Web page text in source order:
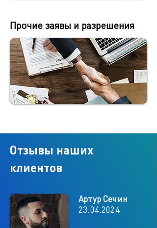
Прочие заявы и разрешения
Отзывы наших
клиентов
Артур Сечин
23.04.2024